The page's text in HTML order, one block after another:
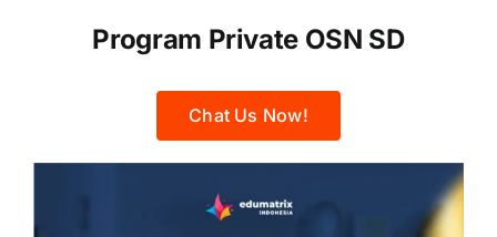
Program Private OSN SD
Chat Us Now!